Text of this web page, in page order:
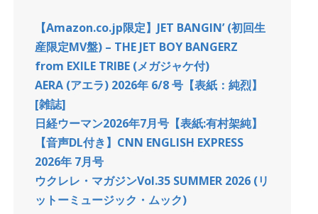
【Amazon.co.jp限定】JET BANGIN’ (初回生
産限定MV盤) – THE JET BOY BANGERZ
from EXILE TRIBE (メガジャケ付)
AERA (アエラ) 2026年 6/8 号【表紙：純烈】
[雑誌]
日経ウーマン2026年7月号【表紙:有村架純】
【音声DL付き】CNN ENGLISH EXPRESS
2026年 7月号
ウクレレ・マガジンVol.35 SUMMER 2026 (リ
ットーミュージック・ムック)